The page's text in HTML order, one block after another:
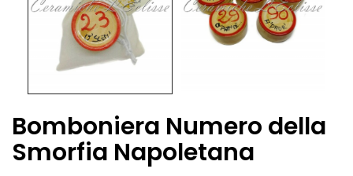
Bomboniera Numero della
Smorfia Napoletana